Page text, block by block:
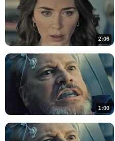
2:06
1:00